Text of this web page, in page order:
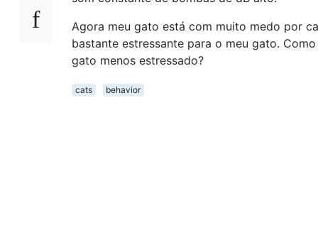
Agora meu gato está com muito medo por
bastante estressante para o meu gato.
gato menos estressado?
cats behavior